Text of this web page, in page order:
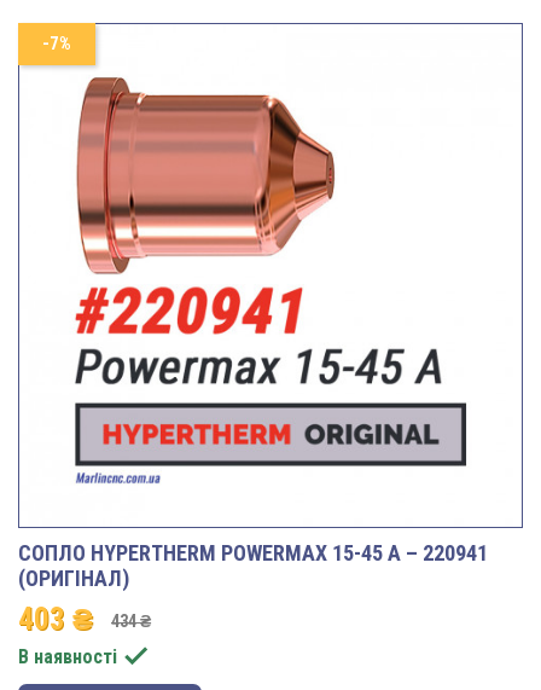
СОПЛО HYPERTHERM POWERMAX 15-45 A – 220941
(ОРИГІНАЛ)
403 ₴ 434 ₴
В наявності 
-7%